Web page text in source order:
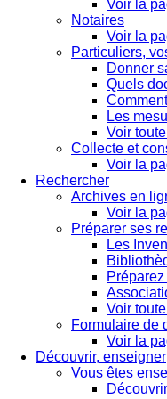
Voir la
Notaires
Voir la
Particuliers,
Donner
Quels
Les
Voir
Collecte et
Voir la
Rechercher
Archives en
Voir la
Préparer ses
Les
Voir
Formulaire de
Voir la
Découvrir, enseigner
Vous êtes